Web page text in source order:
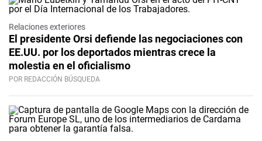
Relaciones exteriores
El presidente Orsi defiende las negociaciones con
EE.UU. por los deportados mientras crece la
molestia en el oficialismo
POR REDACCIÓN BÚSQUEDA